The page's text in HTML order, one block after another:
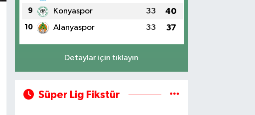
9 Konyaspor 33 40
10 Alanyaspor 33 37
Detaylar için tıklayın
Süper Lig Fikstür